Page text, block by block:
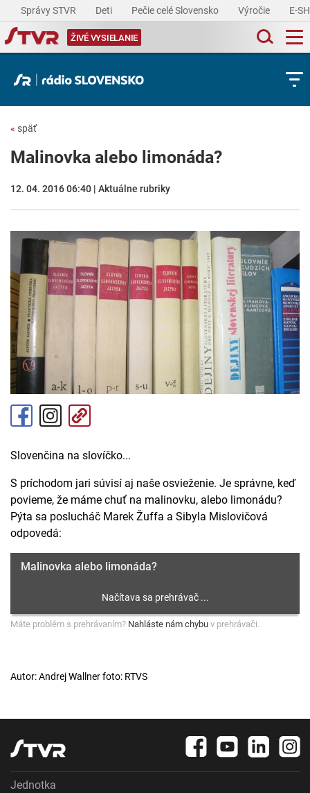
Správy STVR Deti Pečie celé Slovensko Výročie E-
ŽIVÉ VYSIELANIE
« späť
Malinovka alebo limonáda?
12. 04. 2016 06:40 | Aktuálne rubriky
Slovenčina na slovíčko...
S príchodom jari súvisí aj naše osvieženie. Je správne, keď
povieme, že máme chuť na malinovku, alebo limonádu?
Pýta sa poslucháč Marek Žuffa a Sibyla Mislovičová
odpovedá:
Malinovka alebo limonáda?
Máte problém s prehrávaním? Nahláste nám chybu v prehrávači.
Autor: Andrej Wallner foto: RTVS
Jednotka